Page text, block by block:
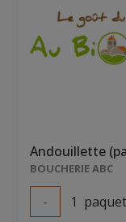
BOUCHERIE ABC
- 1 paquet